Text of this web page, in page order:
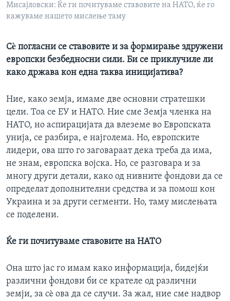
Мисајловски: Ќе ги почитуваме ставовите на НАТО, ќе го
кажуваме нашето мислење таму
Сè погласни се ставовите и за формирање здружени
европски безбедносни сили. Би се приклучиле ли
како држава кон една таква иницијатива?
Ние, како земја, имаме две основни стратешки
цели. Тоа се ЕУ и НАТО. Ние сме Земја членка на
НАТО, но аспирацијата да влеземе во Европската
унија, се разбира, е најголема. Но, европските
лидери, ова што го заговараат дека треба да има,
не знам, европска војска. Но, се разговара и за
многу други детали, како од нивните фондови да се
определат дополнителни средства и за помош кон
Украина и за други сегменти. Но, таму мислењата
се поделени.
Ќе ги почитуваме ставовите на НАТО
Она што јас го имам како информација, бидејќи
различни фондови би се крателе од различни
земји, за сè ова да се случи. За жал, ние сме надвор